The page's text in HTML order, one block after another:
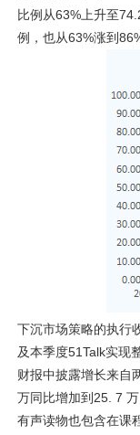
比例从63%上升至
例，也从63%涨到
下沉市场策略的执行
及本季度51Talk实现
财报中披露增长来自
万同比增加到25. 7
有声读物也包含在课